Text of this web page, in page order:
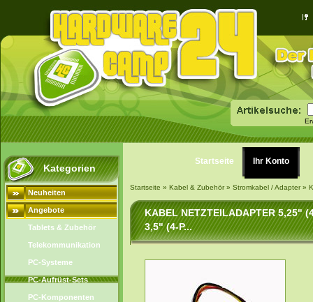
Kategorien
Neuheiten
Angebote
Tablets & Zubehör
Telekommunikation
PC-Systeme
PC-Aufrüst-Sets
PC-Komponenten
Startseite Ihr Konto
Startseite » Kabel & Zubehör» Stromkabel / Adapter»
KABEL NETZTEILADAPTER 5,25"
3,5" (4-P...